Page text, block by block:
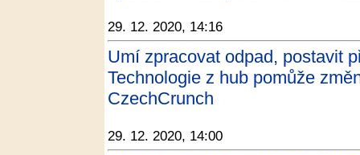
29. 12. 2020, 14:16
Umí zpracovat odpad, postavit
Technologie z hub pomůže
CzechCrunch
29. 12. 2020, 14:00